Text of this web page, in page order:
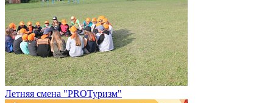
Летняя смена "PROТуризм"